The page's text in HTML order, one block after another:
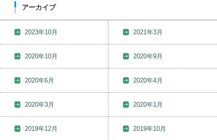
アーカイブ
2023年10月 2021年3月
2020年10月 2020年9月
2020年6月 2020年4月
2020年3月 2020年1月
2019年12月 2019年10月